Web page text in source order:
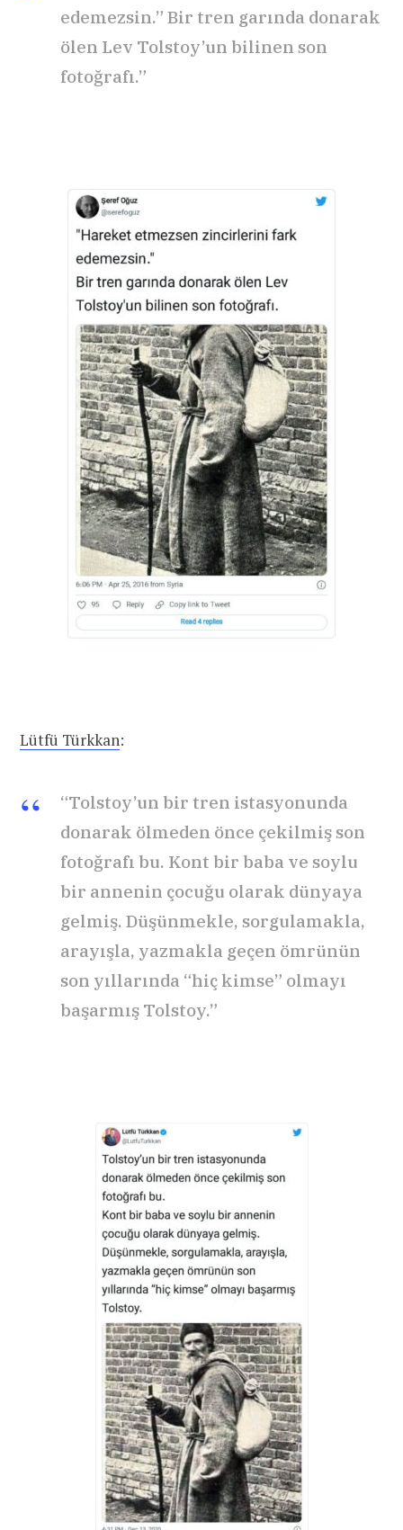
edemezsin.” Bir tren garında donarak
ölen Lev Tolstoy’un bilinen son
fotoğrafı.”
Lütfü Türkkan:
“Tolstoy’un bir tren istasyonunda
donarak ölmeden önce çekilmiş son
fotoğrafı bu. Kont bir baba ve soylu
bir annenin çocuğu olarak dünyaya
gelmiş. Düşünmekle, sorgulamakla,
arayışla, yazmakla geçen ömrünün
son yıllarında “hiç kimse” olmayı
başarmış Tolstoy.”